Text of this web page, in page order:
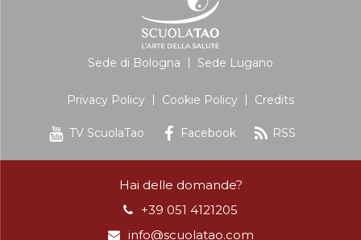
Sede di Bologna Sede Lugano
Privacy Policy Cookie Policy Credits
TV ScuolaTao Facebook RSS
Hai delle domande?
+39 051 4121205
info@scuolatao.com